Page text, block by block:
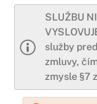
SLUŽBU
služby
zmluvy,
zmysle §7